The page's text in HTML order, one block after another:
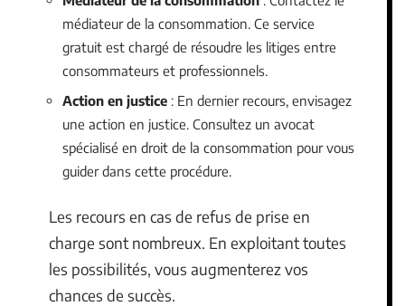
médiateur de la consommation. Ce service
gratuit est chargé de résoudre les litiges entre
consommateurs et professionnels.
Action en justice : En dernier recours, envisagez
une action en justice. Consultez un avocat
spécialisé en droit de la consommation pour vous
guider dans cette procédure.
Les recours en cas de refus de prise en
charge sont nombreux. En exploitant toutes
les possibilités, vous augmenterez vos
chances de succès.